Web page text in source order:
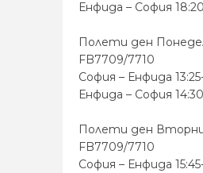
Енфида – София
Полети ден
FB7709/7710
София – Енфида
Енфида – София
Полети ден
FB7709/7710
София – Енфида